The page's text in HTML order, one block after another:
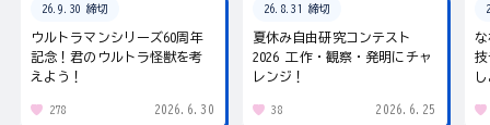
26.9.30 締切
ウルトラマンシリーズ60周年
記念！君のウルトラ怪獣を考
えよう！
278 2026.6.30
26.8.31 締切
夏休み自由研究コンテスト
2026 工作・観察・発明にチャ
レンジ！
38 2026.6.25
な
技